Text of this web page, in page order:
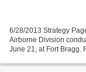
6/28/2013 Strategy
Airborne Division
June 21, at Fort Bragg.